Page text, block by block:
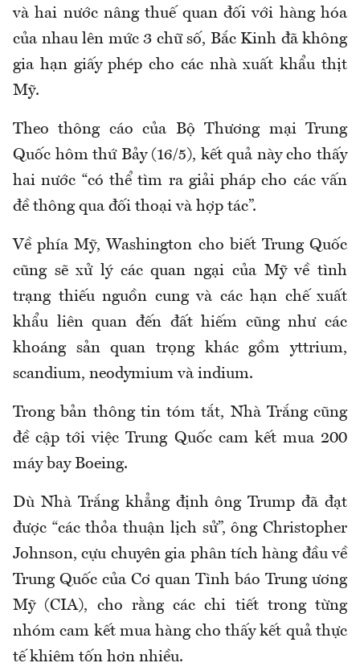
và hai nước nâng thuế quan đối với hàng hóa
của nhau lên mức 3 chữ số, Bắc Kinh đã không
gia hạn giấy phép cho các nhà xuất khẩu thịt
Mỹ.
Theo thông cáo của Bộ Thương mại Trung
Quốc hôm thứ Bảy (16/5), kết quả này cho thấy
hai nước “có thể tìm ra giải pháp cho các vấn
đề thông qua đối thoại và hợp tác”.
Về phía Mỹ, Washington cho biết Trung Quốc
cũng sẽ xử lý các quan ngại của Mỹ về tình
trạng thiếu nguồn cung và các hạn chế xuất
khẩu liên quan đến đất hiếm cũng như các
khoáng sản quan trọng khác gồm yttrium,
scandium, neodymium và indium.
Trong bản thông tin tóm tắt, Nhà Trắng cũng
đề cập tới việc Trung Quốc cam kết mua 200
máy bay Boeing.
Dù Nhà Trắng khẳng định ông Trump đã đạt
được “các thỏa thuận lịch sử”, ông Christopher
Johnson, cựu chuyên gia phân tích hàng đầu về
Trung Quốc của Cơ quan Tình báo Trung ương
Mỹ (CIA), cho rằng các chi tiết trong từng
nhóm cam kết mua hàng cho thấy kết quả thực
tế khiêm tốn hơn nhiều.